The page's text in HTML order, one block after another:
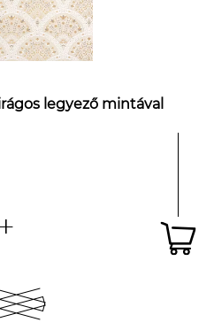
legyező mintával